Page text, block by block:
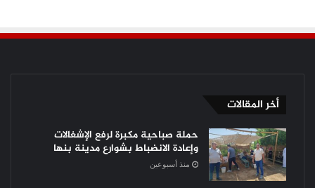
أخر المقالات
حملة صباحية مكبرة لرفع الإشغالات
وإعادة الانضباط بشوارع مدينة بنها
منذ أسبوعين